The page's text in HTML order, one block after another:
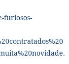
furiosos-
.